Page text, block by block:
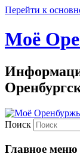
Перейти к
Моё
Поиск
Главное меню